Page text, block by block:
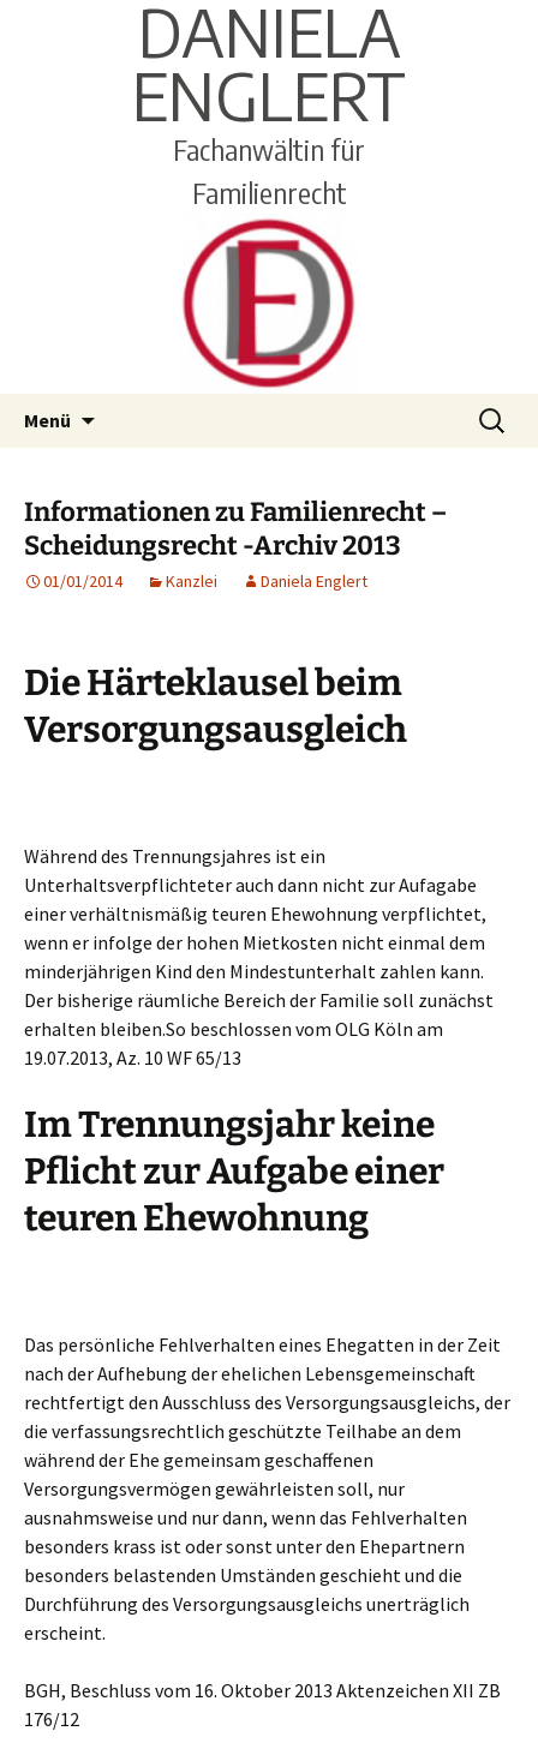
DANIELA
ENGLERT
Fachanwältin für
Familienrecht
Menü
Suchen
nach:
Informationen zu Familienrecht –
Scheidungsrecht -Archiv 2013
01/01/2014 Kanzlei Daniela Englert
Die Härteklausel beim
Versorgungsausgleich
Während des Trennungsjahres ist ein
Unterhaltsverpflichteter auch dann nicht zur Aufagabe
einer verhältnismäßig teuren Ehewohnung verpflichtet,
wenn er infolge der hohen Mietkosten nicht einmal dem
minderjährigen Kind den Mindestunterhalt zahlen kann.
Der bisherige räumliche Bereich der Familie soll zunächst
erhalten bleiben.So beschlossen vom OLG Köln am
19.07.2013, Az. 10 WF 65/13
Im Trennungsjahr keine
Pflicht zur Aufgabe einer
teuren Ehewohnung
Das persönliche Fehlverhalten eines Ehegatten in der Zeit
nach der Aufhebung der ehelichen Lebensgemeinschaft
rechtfertigt den Ausschluss des Versorgungsausgleichs, der
die verfassungsrechtlich geschützte Teilhabe an dem
während der Ehe gemeinsam geschaffenen
Versorgungsvermögen gewährleisten soll, nur
ausnahmsweise und nur dann, wenn das Fehlverhalten
besonders krass ist oder sonst unter den Ehepartnern
besonders belastenden Umständen geschieht und die
Durchführung des Versorgungsausgleichs unerträglich
erscheint.
BGH, Beschluss vom 16. Oktober 2013 Aktenzeichen XII ZB
176/12